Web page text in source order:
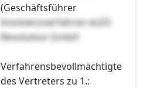
(Geschäftsführer
Insolvenzverfahren eLED
Revolution GmbH
Verfahrensbevollmächtigte
des Vertreters zu 1.: